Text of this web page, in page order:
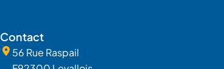
Contact
56 Rue Raspail